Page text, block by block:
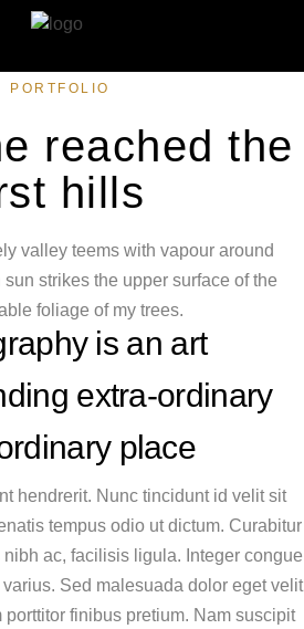
PORTFOLIO
reached the
hills
valley teems with vapour around
strikes the upper surface of the
foliage of my trees.
is an art
extra-ordinary
place
hendrerit. Nunc tincidunt id velit sit
tempus odio ut dictum. Curabitur
ac, facilisis ligula. Integer congue
Sed malesuada dolor eget velit
finibus pretium. Nam suscipit